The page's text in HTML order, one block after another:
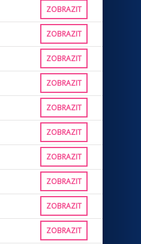
ZOBRAZIT
ZOBRAZIT
ZOBRAZIT
ZOBRAZIT
ZOBRAZIT
ZOBRAZIT
ZOBRAZIT
ZOBRAZIT
ZOBRAZIT
ZOBRAZIT